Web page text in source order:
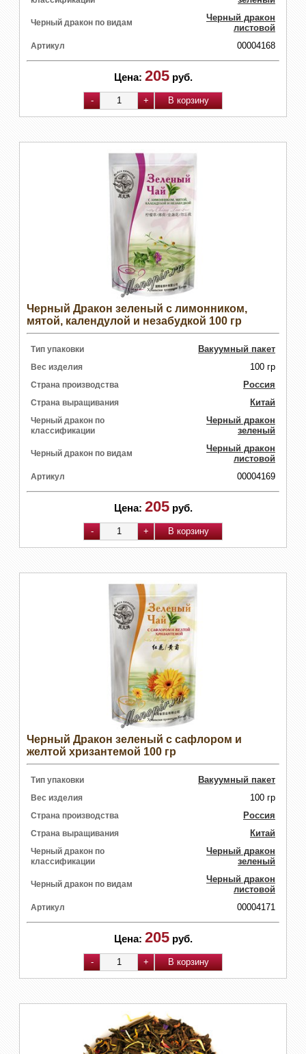
Черный дракон по видам
Черный дракон
листовой
Артикул 00004168
Цена: 205 руб.
Черный Дракон зеленый с лимонником,
мятой, календулой и незабудкой 100 гр
Тип упаковки Вакуумный пакет
Вес изделия 100 гр
Страна производства Россия
Страна выращивания Китай
Черный дракон по
классификации
Черный дракон
зеленый
Черный дракон по видам
Черный дракон
листовой
Артикул 00004169
Цена: 205 руб.
Черный Дракон зеленый с сафлором и
желтой хризантемой 100 гр
Тип упаковки Вакуумный пакет
Вес изделия 100 гр
Страна производства Россия
Страна выращивания Китай
Черный дракон по
классификации
Черный дракон
зеленый
Черный дракон по видам
Черный дракон
листовой
Артикул 00004171
Цена: 205 руб.